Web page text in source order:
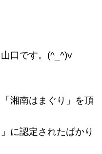
口です。(^_^)v
湘南はまぐり」を頂
に認定されたばかり